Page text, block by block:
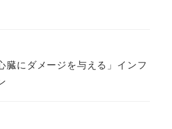
臓にダメージを与える」インフ